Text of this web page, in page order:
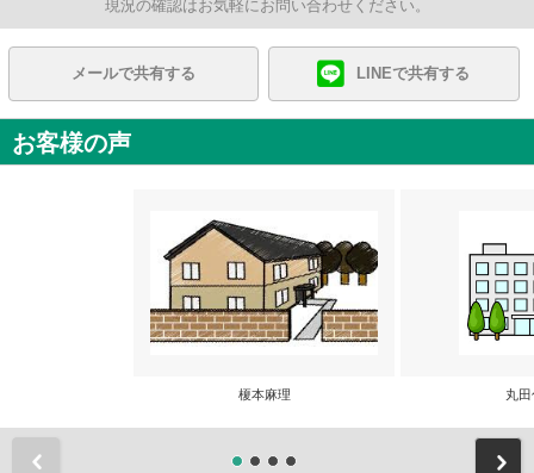
現況の確認はお気軽にお問い合わせください。
メールで共有する LINEで共有する
お客様の声
榎本麻理 丸